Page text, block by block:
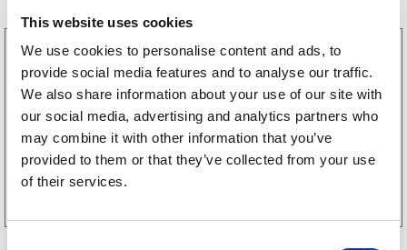
This website uses cookies
We use cookies to personalise content and ads, to
provide social media features and to analyse our traffic.
We also share information about your use of our site with
our social media, advertising and analytics partners who
may combine it with other information that you’ve
provided to them or that they’ve collected from your use
of their services.
3160052
LGF skilt Selvklebende
256kr(205kr eks. mva)
Kjøp på nett